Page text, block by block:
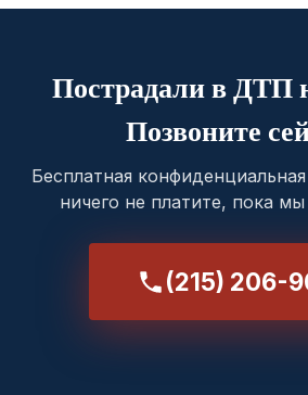
Пострадали в ДТП
Позвоните
Бесплатная
ничего не платите, пока
(215) 206-